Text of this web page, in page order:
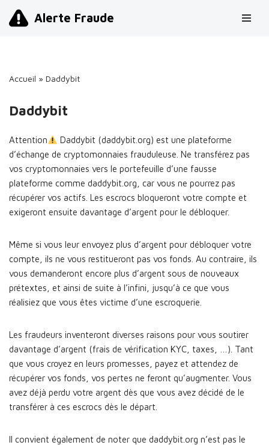
Alerte Fraude
Accueil » Daddybit
Daddybit
Attention
Daddybit (daddybit.org) est une plateforme
d’échange de cryptomonnaies frauduleuse. Ne transférez pas
vos cryptomonnaies vers le portefeuille d’une fausse
plateforme comme daddybit.org, car vous ne pourrez pas
récupérer vos actifs. Les escrocs bloqueront votre compte et
exigeront ensuite davantage d’argent pour le débloquer.
Même si vous leur envoyez plus d’argent pour débloquer votre
compte, ils ne vous restitueront pas vos fonds. Au contraire, ils
vous demanderont encore plus d’argent sous de nouveaux
prétextes, et ainsi de suite à l’infini, jusqu’à ce que vous
réalisiez que vous êtes victime d’une escroquerie.
Les fraudeurs inventeront diverses raisons pour vous soutirer
davantage d’argent (frais de vérification KYC, taxes, …). Tant
que vous croyez en leurs promesses, payez et attendez de
récupérer vos fonds, vos pertes ne feront qu’augmenter. Vous
avez déjà perdu votre argent dès que vous avez décidé de le
transférer à ces escrocs dès le départ.
Il convient également de noter que daddybit.org n’est pas le